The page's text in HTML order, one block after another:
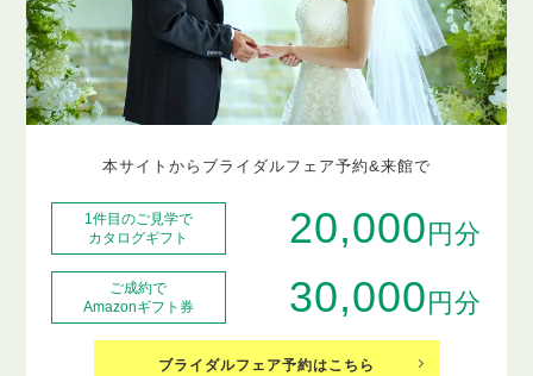
本サイトからブライダルフェア予約&来館で
1件目のご見学で
カタログギフト
20,000 円分
ご成約で
Amazonギフト券
30,000 円分
ブライダルフェア予約はこちら